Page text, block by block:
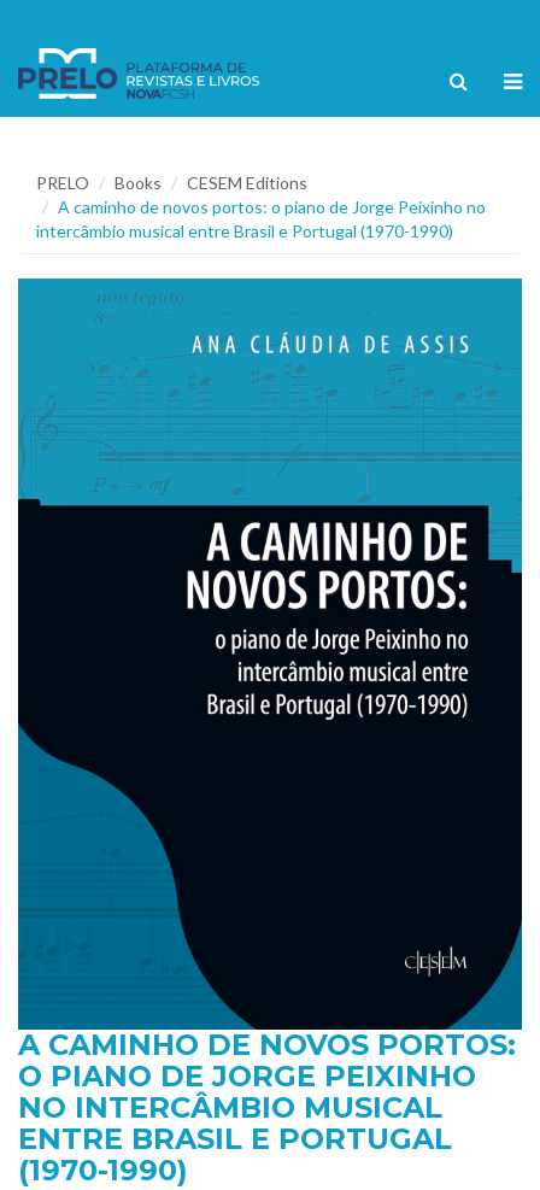
PRELO Books
CESEM Editions
A caminho de novos portos: o piano de Jorge Peixinho no
intercâmbio musical entre Brasil e Portugal (1970-1990)
A CAMINHO DE NOVOS PORTOS:
O PIANO DE JORGE PEIXINHO
NO INTERCÂMBIO MUSICAL
ENTRE BRASIL E PORTUGAL
(1970-1990)